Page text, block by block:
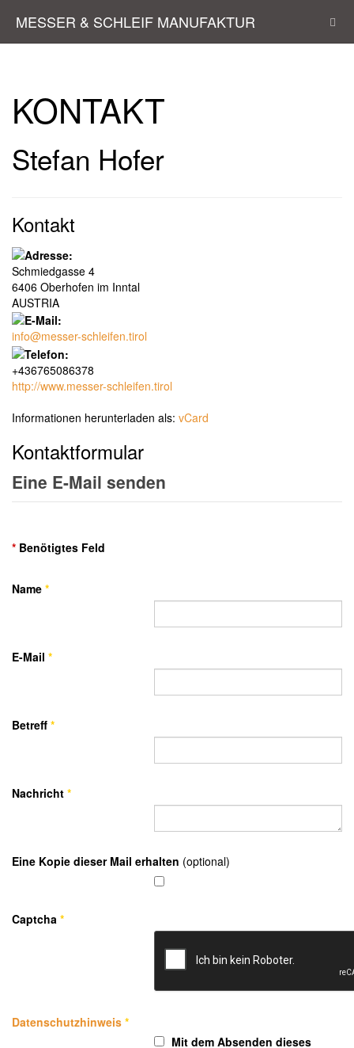
MESSER & SCHLEIF MANUFAKTUR
KONTAKT
Stefan Hofer
Kontakt
Schmiedgasse 4
6406 Oberhofen im Inntal
AUSTRIA
info@messer-schleifen.tirol
+436765086378
http://www.messer-schleifen.tirol
Informationen herunterladen als: vCard
Kontaktformular
Eine E-Mail senden
* Benötigtes Feld
Name *
E-Mail *
Betreff *
Nachricht *
Eine Kopie dieser Mail erhalten (optional)
Captcha *
Datenschutzhinweis *